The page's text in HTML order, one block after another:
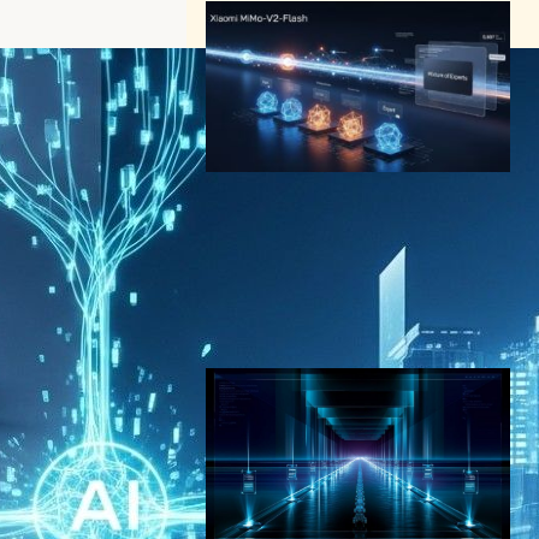
パラメータで秒速150トーク